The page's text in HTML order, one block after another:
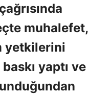
muhalefet,
yetkilerini
yaptı ve